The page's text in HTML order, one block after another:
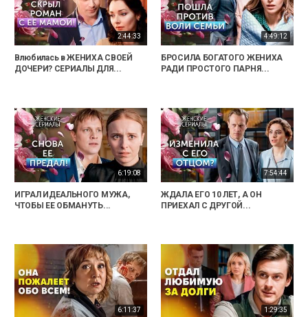
2:44:33
Влюбилась в ЖЕНИХА СВОЕЙ
ДОЧЕРИ? СЕРИАЛЫ ДЛЯ...
4:49:12
БРОСИЛА БОГАТОГО ЖЕНИХА
РАДИ ПРОСТОГО ПАРНЯ...
6:19:08
ИГРАЛ ИДЕАЛЬНОГО МУЖА,
ЧТОБЫ ЕЕ ОБМАНУТЬ...
7:54:44
ЖДАЛА ЕГО 10 ЛЕТ, А ОН
ПРИЕХАЛ С ДРУГОЙ...
6:11:37 1:29:35